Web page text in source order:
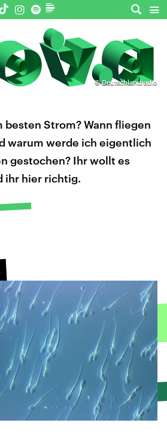
©Deutschlandradio
besten Strom? Wann fliegen
warum werde ich eigentlich
gestochen? Ihr wollt es
ihr hier richtig.